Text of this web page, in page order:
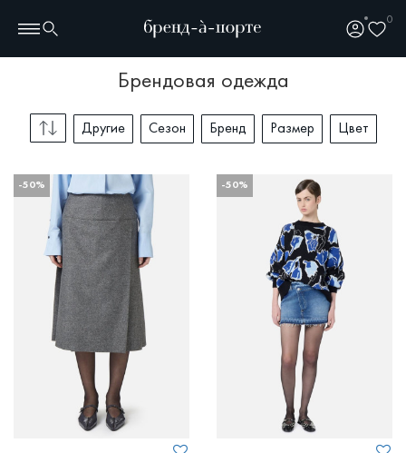
0
брендовая одежда
Другие Сезон Бренд Размер Цвет
-50% -50%